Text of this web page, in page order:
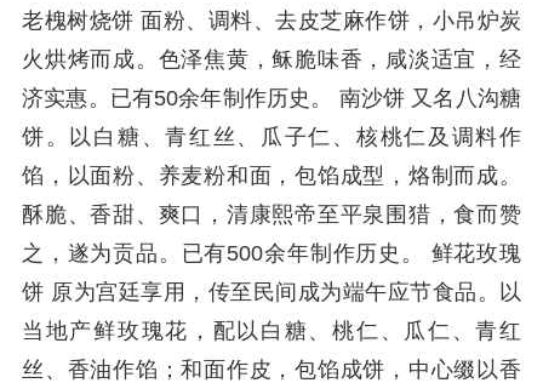
老槐树烧饼 面粉、调料、去皮芝麻作饼，小吊炉炭
火烘烤而成。色泽焦黄，稣脆味香，咸淡适宜，经
济实惠。已有50余年制作历史。 南沙饼 又名八沟糖
饼。以白糖、青红丝、瓜子仁、核桃仁及调料作
馅，以面粉、养麦粉和面，包馅成型，烙制而成。
酥脆、香甜、爽口，清康熙帝至平泉围猎，食而赞
之，遂为贡品。已有500余年制作历史。 鲜花玫瑰
饼 原为宫廷享用，传至民间成为端午应节食品。以
当地产鲜玫瑰花，配以白糖、桃仁、瓜仁、青红
丝、香油作馅；和面作皮，包馅成饼，中心缀以香